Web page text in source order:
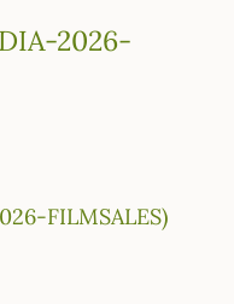
2026-
FILMSALES)